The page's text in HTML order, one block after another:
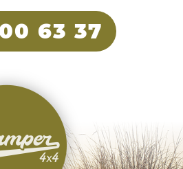
63 37